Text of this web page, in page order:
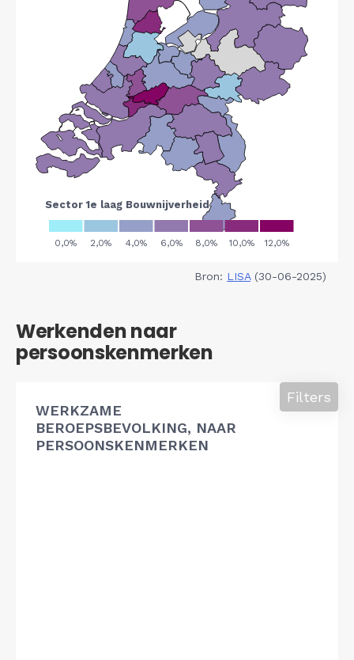
Bron: LISA(30-06-2025)
Werkenden naar
persoonskenmerken
WERKZAME
BEROEPSBEVOLKING, NAAR
PERSOONSKENMERKEN
Filters